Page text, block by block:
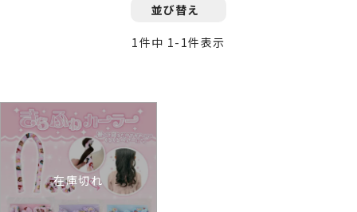
並び替え
1 件中 1 - 1件表示
在庫切れ